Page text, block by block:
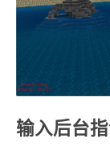
输入后台